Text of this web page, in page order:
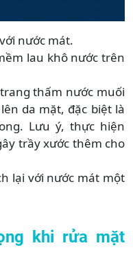
nước mát.
lau khô nước trên
thấm nước muối
da mặt, đặc biệt là
Lưu ý, thực hiện
trầy xước thêm cho
lại với nước mát một
khi rửa mặt